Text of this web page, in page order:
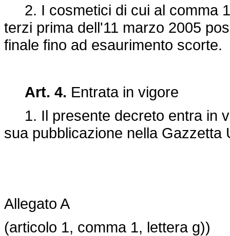
2. I cosmetici di cui al comma
terzi prima dell'11 marzo 2005
finale fino ad esaurimento scorte.
Art. 4. Entrata in vigore
1. Il presente decreto entra in
sua pubblicazione nella Gazzetta
Allegato A
(articolo 1, comma 1, lettera g))